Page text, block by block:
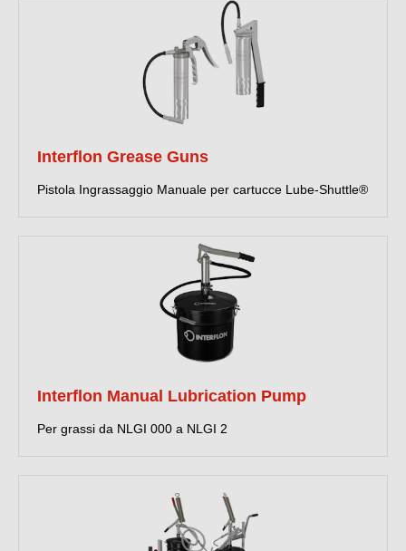
Interflon Grease Guns
Pistola Ingrassaggio Manuale per cartucce Lube-Shuttle®
Interflon Manual Lubrication Pump
Per grassi da NLGI 000 a NLGI 2